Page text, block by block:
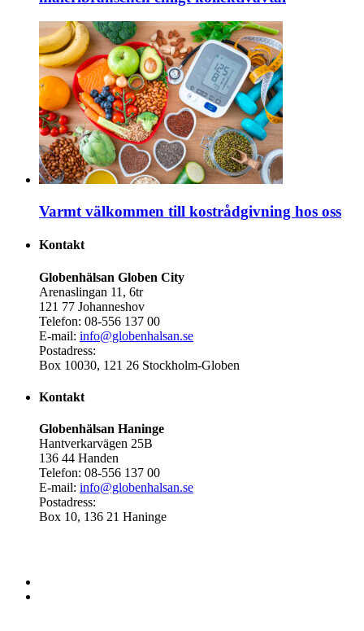
Varmt välkommen till kostrådgivning hos oss
Kontakt
Globenhälsan Globen City
Arenaslingan 11, 6tr
121 77 Johanneshov
Telefon: 08-556 137 00
E-mail: info@globenhalsan.se
Postadress:
Box 10030, 121 26 Stockholm-Globen
Kontakt
Globenhälsan Haninge
Hantverkarvägen 25B
136 44 Handen
Telefon: 08-556 137 00
E-mail: info@globenhalsan.se
Postadress:
Box 10, 136 21 Haninge